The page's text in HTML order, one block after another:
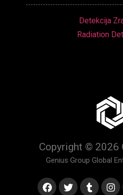
Detekcija
Radiation
Copyright © 2026
Genius Group Global